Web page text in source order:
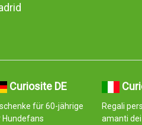
Curiosite DE
für 60-jährige
Hundefans
Regali
amanti